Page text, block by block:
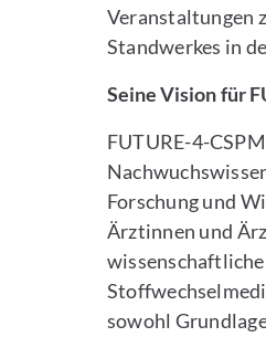
Veranstaltungen
Standwerkes in
Seine Vision für
FUTURE-4-
Forschung und
Ärztinnen und
sowohl